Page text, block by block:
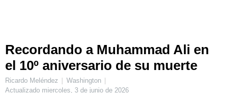
Recordando a Muhammad Ali en
el 10º aniversario de su muerte
Ricardo Meléndez
Washington
Actualizado miercoles, 3 de junio de 2026